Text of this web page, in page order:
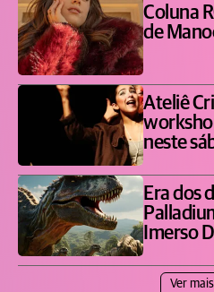
Coluna
de
Ateliê
neste
Era dos
Imerso
Ver mais